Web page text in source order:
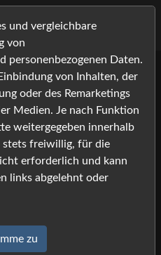
ein, und klicken Sie auf
einem Stern dürfen nicht leer bleiben
und vergleichbare
von
personenbezogenen Daten.
von Inhalten, der
oder des Remarketings
Medien. Je nach Funktion
weitergegeben innerhalb
stets freiwillig, für die
erforderlich und kann
links abgelehnt oder
zu